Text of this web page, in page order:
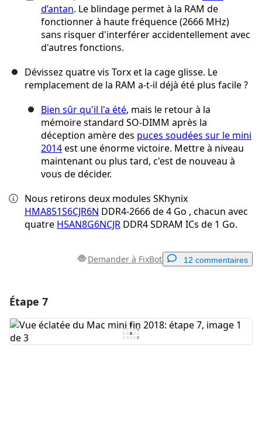
d’antan. Le blindage permet à la RAM de
fonctionner à haute fréquence (2666 MHz)
sans risquer d'interférer accidentellement avec
d'autres fonctions.
Dévissez quatre vis Torx et la cage glisse. Le
remplacement de la RAM a-t-il déjà été plus facile ?
Bien sûr qu'il l'a été, mais le retour à la
mémoire standard SO-DIMM après la
déception amère des puces soudées sur le mini
2014est une énorme victoire. Mettre à niveau
maintenant ou plus tard, c'est de nouveau à
vous de décider.
Nous retirons deux modules SKhynix
HMA851S6CJR6N DDR4-2666 de 4 Go , chacun avec
quatre H5AN8G6NCJR DDR4 SDRAM ICs de 1 Go.
Demander à FixBot 12 commentaires
Ajouter un commentaire
Étape 7